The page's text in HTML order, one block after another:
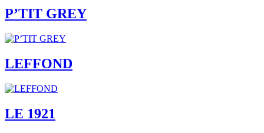
P’TIT GREY
LEFFOND
LE 1921